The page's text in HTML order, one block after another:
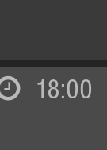
18:00